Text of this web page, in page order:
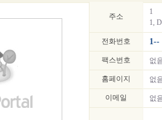
주소
1
1,
전화번호 1--
팩스번호 없
홈페이지 없
이메일 없